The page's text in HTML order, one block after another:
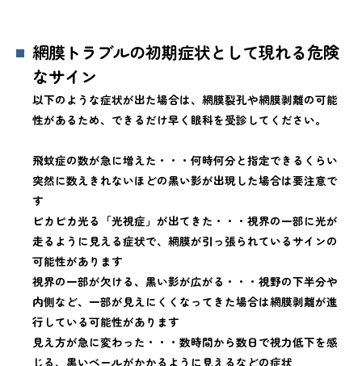
網膜トラブルの初期症状として現れる危険
なサイン
以下のような症状が出た場合は、網膜裂孔や網膜剥離の可能
性があるため、できるだけ早く眼科を受診してください。
飛蚊症の数が急に増えた・・・何時何分と指定できるくらい
突然に数えきれないほどの黒い影が出現した場合は要注意で
す
ピカピカ光る「光視症」が出てきた・・・視界の一部に光が
走るように見える症状で、網膜が引っ張られているサインの
可能性があります
視界の一部が欠ける、黒い影が広がる・・・視野の下半分や
内側など、一部が見えにくくなってきた場合は網膜剥離が進
行している可能性があります
見え方が急に変わった・・・数時間から数日で視力低下を感
じる、黒いベールがかかるように見えるなどの症状